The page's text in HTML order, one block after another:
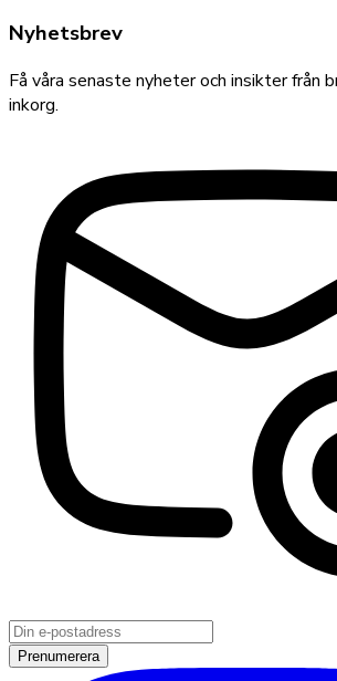
Nyhetsbrev
Få våra senaste nyheter och insikter från
inkorg.
Prenumerera